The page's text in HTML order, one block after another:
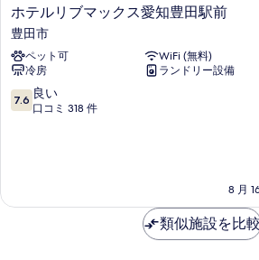
ホ
テ
ル
リ
ブ
マ
ッ
田
ホテルリブマックス愛知豊田駅前
豊田市
ペット可
WiFi (無料)
冷房
ランドリー設備
10
段
口
7.6 良い
口コミ 318 件
8 月
類似施設を比